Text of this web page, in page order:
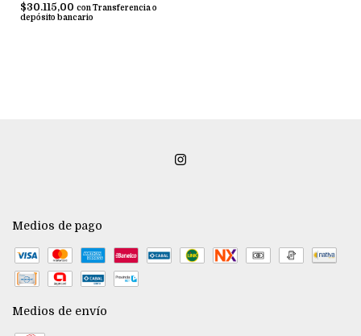
$30.115,00 con Transferencia o
depósito bancario
Medios de pago
Medios de envío